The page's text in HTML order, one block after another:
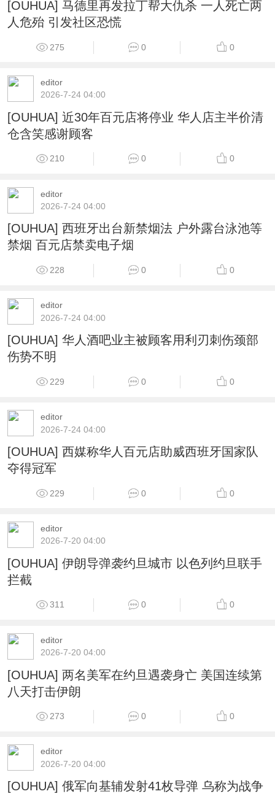
[OUHUA] 马德里再发拉丁帮大仇杀 一人死亡两
人危殆 引发社区恐慌
275 0 0
editor
2026-7-24 04:00
[OUHUA] 近30年百元店将停业 华人店主半价清
仓含笑感谢顾客
210 0 0
editor
2026-7-24 04:00
[OUHUA] 西班牙出台新禁烟法 户外露台泳池等
禁烟 百元店禁卖电子烟
228 0 0
editor
2026-7-24 04:00
[OUHUA] 华人酒吧业主被顾客用利刃刺伤颈部
伤势不明
229 0 0
editor
2026-7-24 04:00
[OUHUA] 西媒称华人百元店助威西班牙国家队
夺得冠军
229 0 0
editor
2026-7-20 04:00
[OUHUA] 伊朗导弹袭约旦城市 以色列约旦联手
拦截
311 0 0
editor
2026-7-20 04:00
[OUHUA] 两名美军在约旦遇袭身亡 美国连续第
八天打击伊朗
273 0 0
editor
2026-7-20 04:00
[OUHUA] 俄军向基辅发射41枚导弹 乌称为战争